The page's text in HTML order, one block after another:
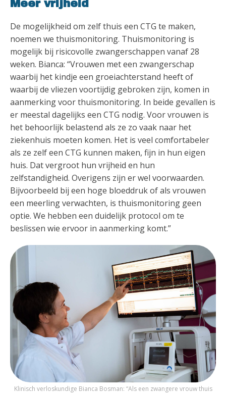
Meer vrijheid
De mogelijkheid om zelf thuis een CTG te maken,
noemen we thuismonitoring. Thuismonitoring is
mogelijk bij risicovolle zwangerschappen vanaf 28
weken. Bianca: “Vrouwen met een zwangerschap
waarbij het kindje een groeiachterstand heeft of
waarbij de vliezen voortijdig gebroken zijn, komen in
aanmerking voor thuismonitoring. In beide gevallen is
er meestal dagelijks een CTG nodig. Voor vrouwen is
het behoorlijk belastend als ze zo vaak naar het
ziekenhuis moeten komen. Het is veel comfortabeler
als ze zelf een CTG kunnen maken, fijn in hun eigen
huis. Dat vergroot hun vrijheid en hun
zelfstandigheid. Overigens zijn er wel voorwaarden.
Bijvoorbeeld bij een hoge bloeddruk of als vrouwen
een meerling verwachten, is thuismonitoring geen
optie. We hebben een duidelijk protocol om te
beslissen wie ervoor in aanmerking komt.”
Klinisch verloskundige Bianca Bosman: “Als een zwangere vrouw thuis